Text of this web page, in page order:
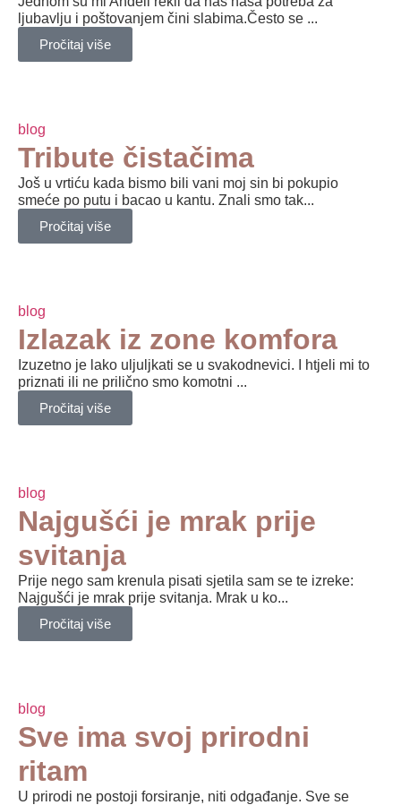
ljubavlju i poštovanjem čini slabima.Često se ...
Pročitaj više
blog
Tribute čistačima
Još u vrtiću kada bismo bili vani moj sin bi pokupio
smeće po putu i bacao u kantu. Znali smo tak...
Pročitaj više
blog
Izlazak iz zone komfora
Izuzetno je lako uljuljkati se u svakodnevici. I htjeli mi to
priznati ili ne prilično smo komotni ...
Pročitaj više
blog
Najgušći je mrak prije
svitanja
Prije nego sam krenula pisati sjetila sam se te izreke:
Najgušći je mrak prije svitanja. Mrak u ko...
Pročitaj više
blog
Sve ima svoj prirodni
ritam
U prirodi ne postoji forsiranje, niti odgađanje. Sve se